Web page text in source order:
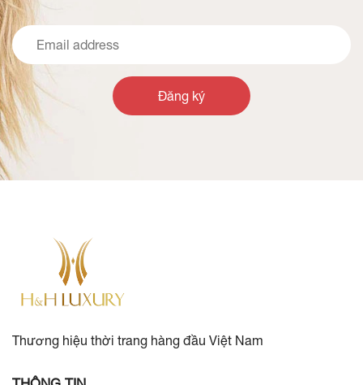
Đăng ký
Thương hiệu thời trang hàng đầu Việt Nam